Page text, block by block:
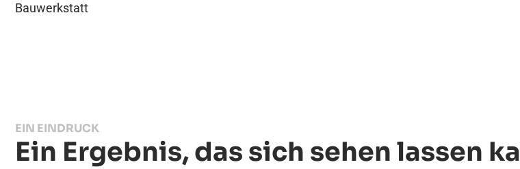
Bauwerkstatt
EIN EINDRUCK
Ein Ergebnis, das sich sehen lassen